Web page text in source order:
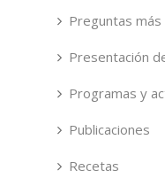
Preguntas
Presentación
Programas y
Publicaciones
Recetas